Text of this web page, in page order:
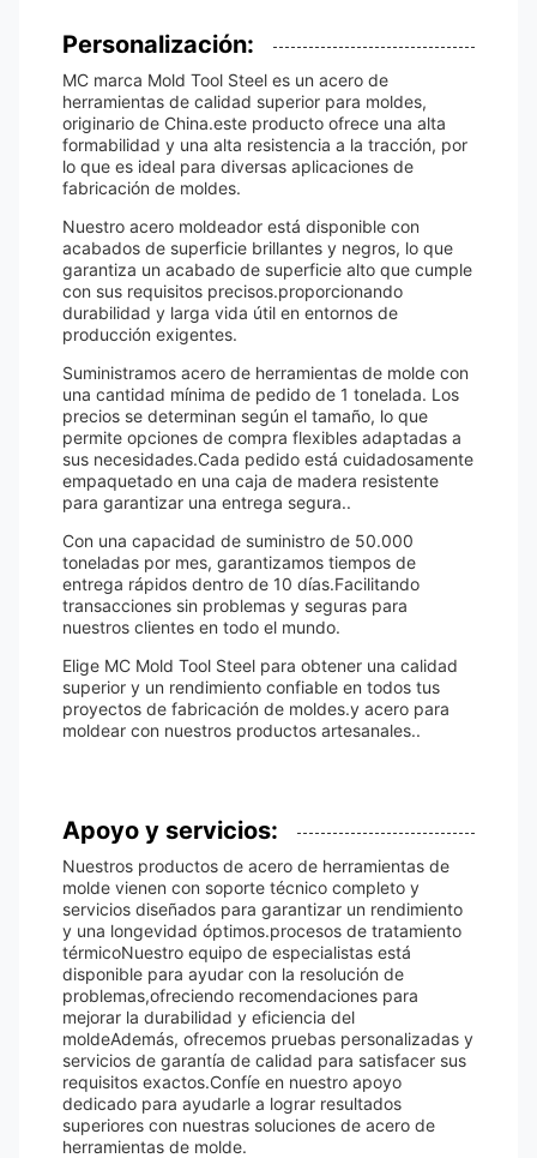
Personalización:
MC marca Mold Tool Steel es un acero de
herramientas de calidad superior para moldes,
originario de China.este producto ofrece una alta
formabilidad y una alta resistencia a la tracción, por
lo que es ideal para diversas aplicaciones de
fabricación de moldes.
Nuestro acero moldeador está disponible con
acabados de superficie brillantes y negros, lo que
garantiza un acabado de superficie alto que cumple
con sus requisitos precisos.proporcionando
durabilidad y larga vida útil en entornos de
producción exigentes.
Suministramos acero de herramientas de molde con
una cantidad mínima de pedido de 1 tonelada. Los
precios se determinan según el tamaño, lo que
permite opciones de compra flexibles adaptadas a
sus necesidades.Cada pedido está cuidadosamente
empaquetado en una caja de madera resistente
para garantizar una entrega segura..
Con una capacidad de suministro de 50.000
toneladas por mes, garantizamos tiempos de
entrega rápidos dentro de 10 días.Facilitando
transacciones sin problemas y seguras para
nuestros clientes en todo el mundo.
Elige MC Mold Tool Steel para obtener una calidad
superior y un rendimiento confiable en todos tus
proyectos de fabricación de moldes.y acero para
moldear con nuestros productos artesanales..
Apoyo y servicios:
Nuestros productos de acero de herramientas de
molde vienen con soporte técnico completo y
servicios diseñados para garantizar un rendimiento
y una longevidad óptimos.procesos de tratamiento
térmicoNuestro equipo de especialistas está
disponible para ayudar con la resolución de
problemas,ofreciendo recomendaciones para
mejorar la durabilidad y eficiencia del
moldeAdemás, ofrecemos pruebas personalizadas y
servicios de garantía de calidad para satisfacer sus
requisitos exactos.Confíe en nuestro apoyo
dedicado para ayudarle a lograr resultados
superiores con nuestras soluciones de acero de
herramientas de molde.